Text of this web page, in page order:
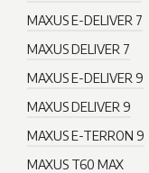
MAXUS E-DELIVER 7
MAXUS DELIVER 7
MAXUS E-DELIVER 9
MAXUS DELIVER 9
MAXUS E-TERRON 9
MAXUS T60 MAX